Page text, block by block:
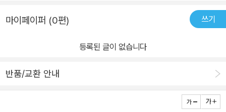
마이페이퍼 (0편) 쓰기
등록된 글이 없습니다
반품/교환 안내